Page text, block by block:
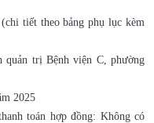
tiết theo bảng phụ lục kèm
quản trị Bệnh viện C, phường
2025
toán hợp đồng: Không có